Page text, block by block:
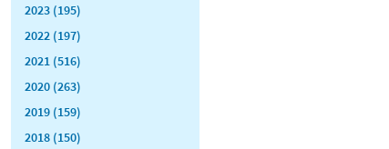
2023 (195)
2022 (197)
2021 (516)
2020 (263)
2019 (159)
2018 (150)